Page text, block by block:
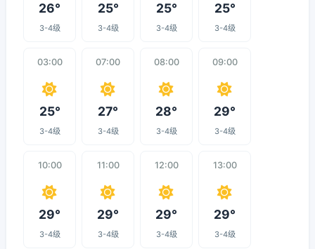
26°
3-4级
25°
3-4级
25°
3-4级
25°
3-4级
03:00
25°
3-4级
07:00
27°
3-4级
08:00
28°
3-4级
09:00
29°
3-4级
10:00
29°
3-4级
11:00
29°
3-4级
12:00
29°
3-4级
13:00
29°
3-4级